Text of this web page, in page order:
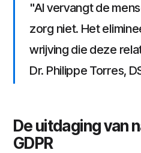
"AI vervangt de
zorg niet. Het
wrijving die deze
Dr. Philippe Torres,
De uitdaging van
GDPR